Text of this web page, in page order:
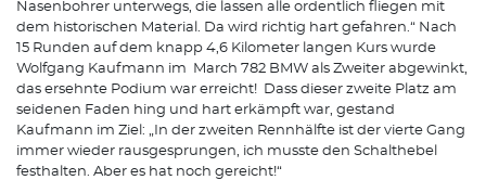
Nasenbohrer unterwegs, die lassen alle ordentlich fliegen mit
dem historischen Material. Da wird richtig hart gefahren.“ Nach
15 Runden auf dem knapp 4,6 Kilometer langen Kurs wurde
Wolfgang Kaufmann im March 782 BMW als Zweiter abgewinkt,
das ersehnte Podium war erreicht! Dass dieser zweite Platz am
seidenen Faden hing und hart erkämpft war, gestand
Kaufmann im Ziel: „In der zweiten Rennhälfte ist der vierte Gang
immer wieder rausgesprungen, ich musste den Schalthebel
festhalten. Aber es hat noch gereicht!“